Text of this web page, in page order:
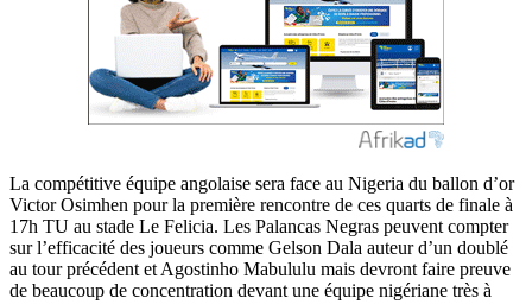
La compétitive équipe angolaise sera face au Nigeria du ballon d’or
Victor Osimhen pour la première rencontre de ces quarts de finale à
17h TU au stade Le Felicia. Les Palancas Negras peuvent compter
sur l’efficacité des joueurs comme Gelson Dala auteur d’un doublé
au tour précédent et Agostinho Mabululu mais devront faire preuve
de beaucoup de concentration devant une équipe nigériane très à